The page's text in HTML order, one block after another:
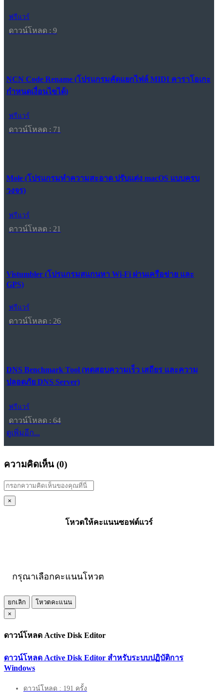
ฟรีแวร์
ดาวน์โหลด : 9
NCN Code Rename (โปรแกรมคัดแยกไฟล์ MIDI คาราโอเกะ
กำหนดเงื่อนไขได้)
ฟรีแวร์
ดาวน์โหลด : 71
Mole (โปรแกรมทำความสะอาด ปรับแต่ง macOS แบบครบ
วงจร)
ฟรีแวร์
ดาวน์โหลด : 21
Vistumbler (โปรแกรมสแกนหา Wi-Fi ผ่านเครือข่าย และ
GPS)
ฟรีแวร์
ดาวน์โหลด : 26
DNS Benchmark Tool (ทดสอบความเร็ว เสถียร และความ
ปลอดภัย DNS Server)
ฟรีแวร์
ดาวน์โหลด : 64
ดูเพิ่มอีก...
ความคิดเห็น (0)
×
โหวตให้คะแนนซอฟต์แวร์
กรุณาเลือกคะแนนโหวต
ยกเลิก
โหวตคะแนน
×
ดาวน์โหลด Active Disk Editor
ดาวน์โหลด Active Disk Editor สำหรับระบบปฏิบัติการ
Windows
ดาวน์โหลด : 191 ครั้ง